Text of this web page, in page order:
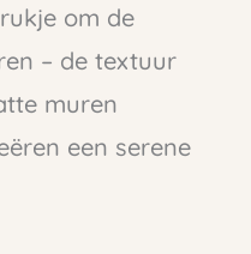
om de
– de textuur
muren
een serene